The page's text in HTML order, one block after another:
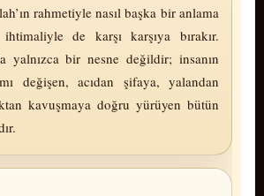
rahmetiyle nasıl başka bir anlama
de karşı karşıya bırakır.
yalnızca bir nesne değildir; insanın
değişen, acıdan şifaya, yalandan
kavuşmaya doğru yürüyen bütün